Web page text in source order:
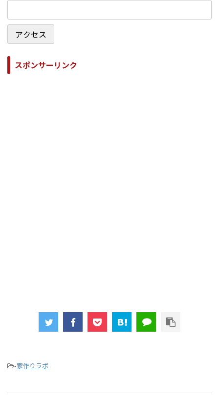
スポンサーリンク
-家作りラボ